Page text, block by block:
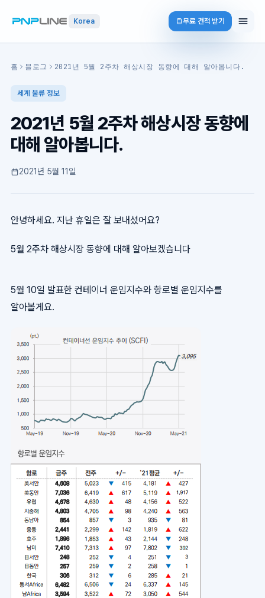
Korea 무료 견적 받기
홈 블로그 2021년 5월 2주차 해상시장 동향에 대해 알아봅니다.
세계 물류 정보
2021년 5월 2주차 해상시장 동향에
대해 알아봅니다.
2021년 5월 11일
안녕하세요. 지난 휴일은 잘 보내셨어요?
5월 2주차 해상시장 동향에 대해 알아보겠습니다
5월 10일 발표한 컨테이너 운임지수와 항로별 운임지수를
알아볼게요.